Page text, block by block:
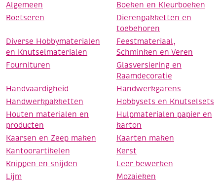
Algemeen
Boeken en Kleurboeken
Boetseren
Dierenpakketten en
toebehoren
Diverse Hobbymaterialen
en Knutselmaterialen
Feestmateriaal,
Schminken en Veren
Fournituren
Glasversiering en
Raamdecoratie
Handvaardigheid
Handwerkgarens
Handwerkpakketten
Hobbysets en Knutselsets
Houten materialen en
producten
Hulpmaterialen papier en
karton
Kaarsen en Zeep maken
Kaarten maken
Kantoorartikelen
Kerst
Knippen en snijden
Leer bewerken
Lijm
Mozaieken